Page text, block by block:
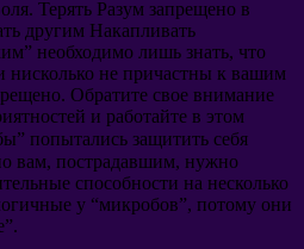
. Терять Разум запрещено в
другим Накапливать
” необходимо лишь знать, что
не причастны к вашим
. Обратите свое внимание
и работайте в этом
” попытались защитить себя
вам, пострадавшим, нужно
способности на несколько
у “микробов”, потому они
”.